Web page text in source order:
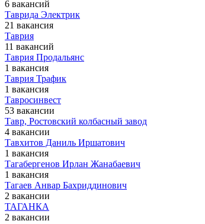
6 вакансий
Таврида Электрик
21 вакансия
Таврия
11 вакансий
Таврия Продальянс
1 вакансия
Таврия Трафик
1 вакансия
Тавросинвест
53 вакансии
Тавр, Ростовский колбасный завод
4 вакансии
Тавхитов Даниль Иршатович
1 вакансия
Тагабергенов Ирлан Жанабаевич
1 вакансия
Тагаев Анвар Бахриддинович
2 вакансии
ТАГАНКА
2 вакансии